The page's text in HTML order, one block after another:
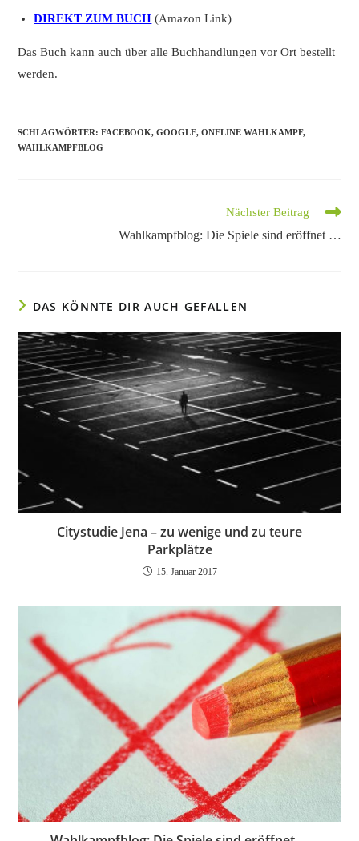
DIREKT ZUM BUCH (Amazon Link)
Das Buch kann auch über alle Buchhandlungen vor Ort bestellt
werden.
SCHLAGWÖRTER:FACEBOOK, GOOGLE, ONELINE WAHLKAMPF,
WAHLKAMPFBLOG
Nächster Beitrag
Wahlkampfblog: Die Spiele sind eröffnet …
DAS KÖNNTE DIR AUCH GEFALLEN
Citystudie Jena – zu wenige und zu teure
Parkplätze
15. Januar 2017